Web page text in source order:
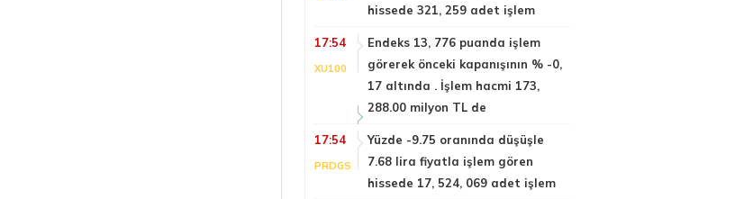
hissede 321, 259 adet işlem
17:54
XU100
Endeks 13, 776 puanda işlem
görerek önceki kapanışının % -0,
17 altında . İşlem hacmi 173,
288.00 milyon TL de
17:54
PRDGS
Yüzde -9.75 oranında düşüşle
7.68 lira fiyatla işlem gören
hissede 17, 524, 069 adet işlem